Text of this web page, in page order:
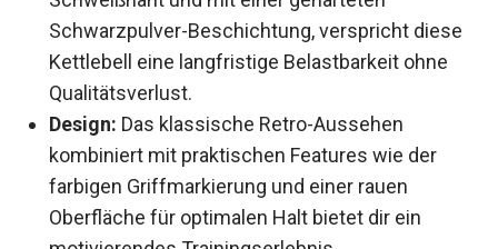
Schwarzpulver-Beschichtung, verspricht
diese Kettlebell eine langfristige Belastbarkeit
ohne Qualitätsverlust.
Design:Das klassische Retro-Aussehen
kombiniert mit praktischen Features wie der
farbigen Griffmarkierung und einer rauen
Oberfläche für optimalen Halt bietet dir ein
motivierendes Trainingserlebnis.